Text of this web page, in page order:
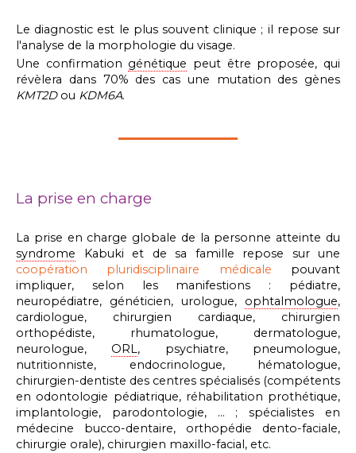
Le diagnostic est le plus souvent clinique ; il repose sur
l'analyse de la morphologie du visage.
Une confirmation génétique peut être proposée, qui
révèlera dans 70% des cas une mutation des gènes
KMT2Dou KDM6A.
La prise en charge
La prise en charge globale de la personne atteinte du
syndrome Kabuki et de sa famille repose sur une
coopération pluridisciplinaire médicale pouvant
impliquer, selon les manifestions : pédiatre,
neuropédiatre, généticien, urologue, ophtalmologue,
cardiologue, chirurgien cardiaque, chirurgien
orthopédiste, rhumatologue, dermatologue,
neurologue, ORL, psychiatre, pneumologue,
nutritionniste, endocrinologue, hématologue,
chirurgien-dentiste des centres spécialisés (compétents
en odontologie pédiatrique, réhabilitation prothétique,
implantologie, parodontologie, … ; spécialistes en
médecine bucco-dentaire, orthopédie dento-faciale,
chirurgie orale), chirurgien maxillo-facial, etc.